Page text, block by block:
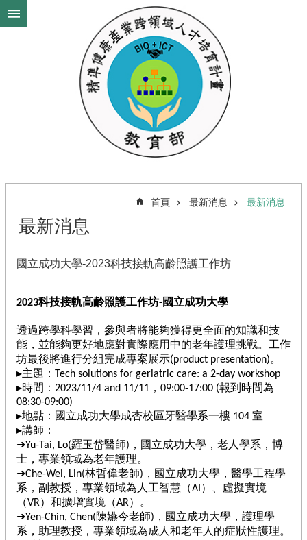
跳到主要內容區塊
畫
背
政
依
重
點
目
標
內
容
計
畫
構
首頁 最新消息 最新消息
最新消息
國立成功大學-2023科技接軌高齡照護工作坊
2023科技接軌高齡照護工作坊-國立成功大學
透過跨學科學習，參與者將能夠獲得更全面的知識和技
能，並能夠更好地應對實際應用中的老年護理挑戰。工作
坊最後將進行分組完成專案展示(product presentation)。
▸主題：Tech solutions for geriatric care: a 2-day workshop
▸時間：2023/11/4 and 11/11，09:00-17:00 (報到時間為
08:30-09:00)
▸地點：國立成功大學成杏校區牙醫學系一樓 104 室
▸講師：
➜Yu-Tai, Lo(羅玉岱醫師)，國立成功大學，老人學系，博
士，專業領域為老年護理。
➜Che-Wei, Lin(林哲偉老師)，國立成功大學，醫學工程學
系，副教授，專業領域為人工智慧（AI）、虛擬實境
（VR）和擴增實境（AR）。
➜Yen-Chin, Chen(陳嬿今老師)，國立成功大學，護理學
系，助理教授，專業領域為成人和老年人的症狀性護理。